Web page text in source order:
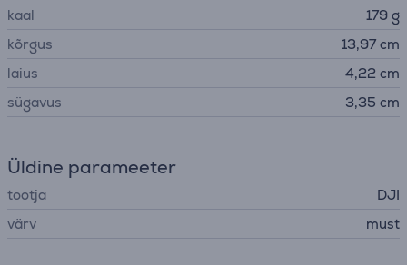
kaal
179 g
kõrgus
13,97 cm
laius
4,22 cm
sügavus
3,35 cm
Üldine parameeter
tootja
DJI
värv
must